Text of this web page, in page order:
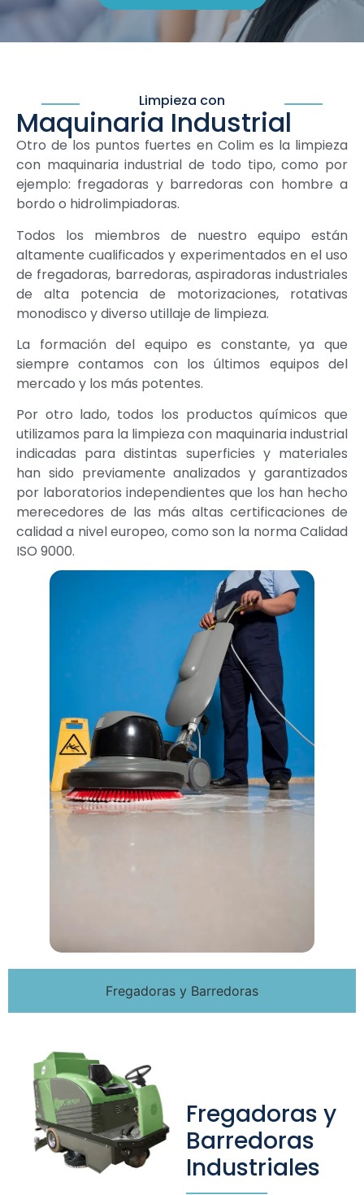
Limpieza con
Maquinaria Industrial
Otro de los puntos fuertes en Colim es la limpieza
con maquinaria industrial de todo tipo, como por
ejemplo: fregadoras y barredoras con hombre a
bordo o hidrolimpiadoras.
Todos los miembros de nuestro equipo están
altamente cualificados y experimentados en el uso
de fregadoras, barredoras, aspiradoras industriales
de alta potencia de motorizaciones, rotativas
monodisco y diverso utillaje de limpieza.
La formación del equipo es constante, ya que
siempre contamos con los últimos equipos del
mercado y los más potentes.
Por otro lado, todos los productos químicos que
utilizamos para la limpieza con maquinaria industrial
indicadas para distintas superficies y materiales
han sido previamente analizados y garantizados
por laboratorios independientes que los han hecho
merecedores de las más altas certificaciones de
calidad a nivel europeo, como son la norma Calidad
ISO 9000.
Fregadoras y Barredoras
Fregadoras y
Barredoras
Industriales